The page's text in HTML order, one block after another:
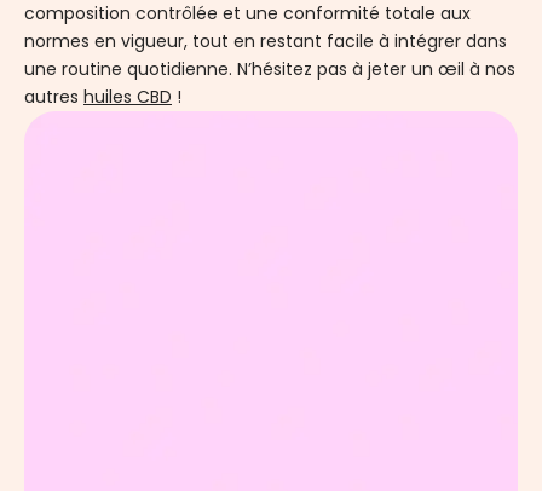
composition contrôlée et une conformité totale aux
normes en vigueur, tout en restant facile à intégrer dans
une routine quotidienne. N’hésitez pas à jeter un œil à nos
autres huiles CBD !